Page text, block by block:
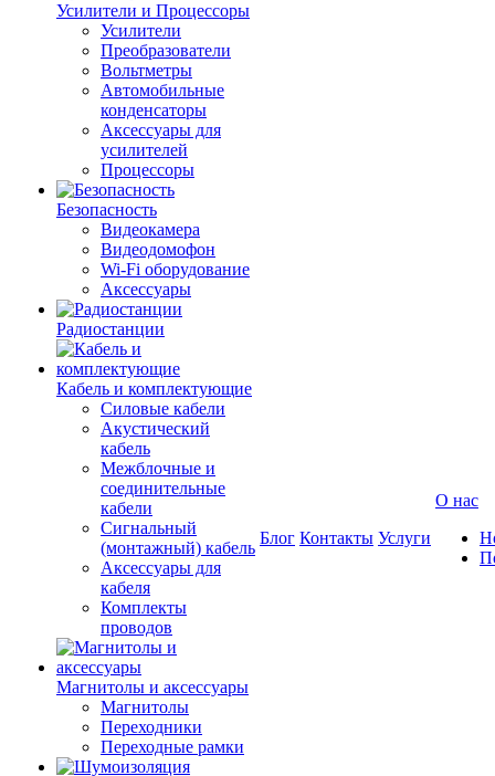
Усилители и Процессоры
Усилители
Преобразователи
Вольтметры
Автомобильные
конденсаторы
Аксессуары для
усилителей
Процессоры
Безопасность
Видеокамера
Видеодомофон
Wi-Fi оборудование
Аксессуары
Радиостанции
Кабель и комплектующие
Силовые кабели
Акустический
кабель
Межблочные и
соединительные
кабели
Сигнальный
(монтажный) кабель
Аксессуары для
кабеля
Комплекты
проводов
Магнитолы и аксессуары
Магнитолы
Переходники
Переходные рамки
Блог Контакты Услуги
О нас